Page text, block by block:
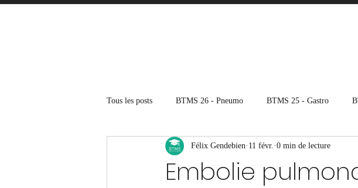
Tous les posts BTMS 26 - Pneumo BTMS 25 - Gastro
Embolie
Félix Gendebien 11 févr. 0 min de lecture